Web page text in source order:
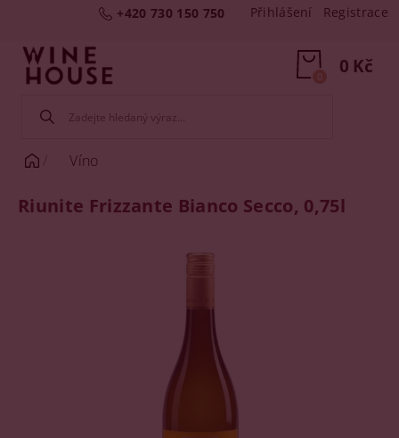
+420 730 150 750 Přihlášení Registrace
0 Kč
0
Víno
Riunite Frizzante Bianco Secco, 0,75l